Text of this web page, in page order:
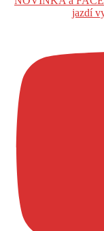
jazdí